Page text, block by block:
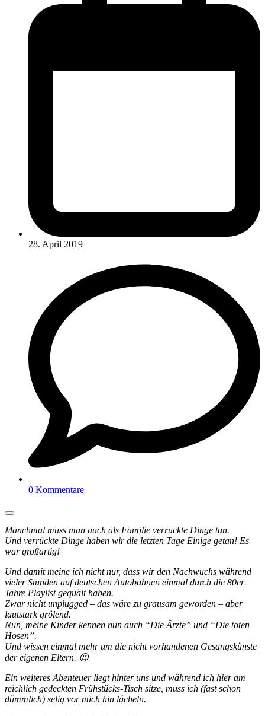
28. April 2019
0 Kommentare
Manchmal muss man auch als Familie verrückte Dinge tun.
Und verrückte Dinge haben wir die letzten Tage Einige getan! Es
war großartig!
Und damit meine ich nicht nur, dass wir den Nachwuchs während
vieler Stunden auf deutschen Autobahnen einmal durch die 80er
Jahre Playlist gequält haben.
Zwar nicht unplugged – das wäre zu grausam geworden – aber
lautstark grölend.
Nun, meine Kinder kennen nun auch “Die Ärzte” und “Die toten
Hosen”.
Und wissen einmal mehr um die nicht vorhandenen Gesangskünste
der eigenen Eltern. 😉
Ein weiteres Abenteuer liegt hinter uns und während ich hier am
reichlich gedeckten Frühstücks-Tisch sitze, muss ich (fast schon
dümmlich) selig vor mich hin lächeln.